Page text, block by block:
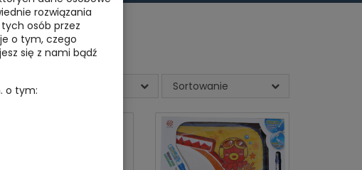
Sortowanie
rozwiązania
osób przez
o tym, czego
się z nami bądź
o tym: